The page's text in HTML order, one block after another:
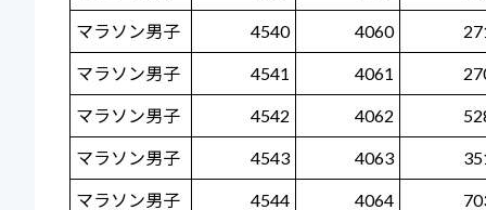
マラソン男子 4540 4060
マラソン男子 4541 4061
マラソン男子 4542 4062
マラソン男子 4543 4063
マラソン男子 4544 4064